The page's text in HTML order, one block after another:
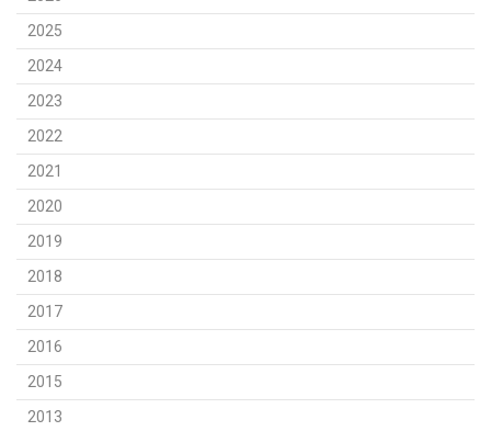
2025
2024
2023
2022
2021
2020
2019
2018
2017
2016
2015
2013